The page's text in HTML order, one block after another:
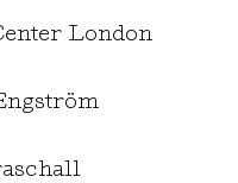
London